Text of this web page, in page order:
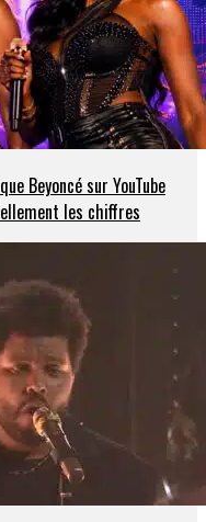
Beyoncé sur YouTube
les chiffres